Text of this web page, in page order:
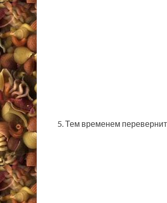
5. Тем временем